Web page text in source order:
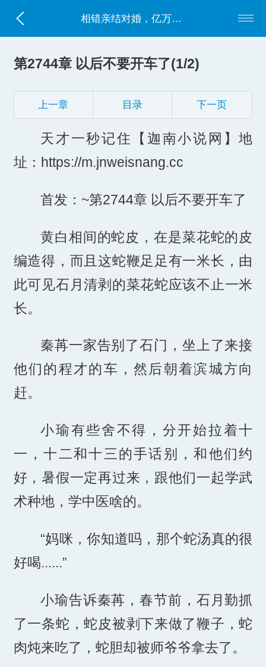
相错亲结对婚，亿万老公太粘人
第2744章 以后不要开车了(1/2)
上一章 目录 下一页
天才一秒记住【迦南小说网】地
址：https://m.jnweisnang.cc
首发：~第2744章 以后不要开车了
黄白相间的蛇皮，在是菜花蛇的皮
编造得，而且这蛇鞭足足有一米长，由
此可见石月清剥的菜花蛇应该不止一米
长。
秦苒一家告别了石门，坐上了来接
他们的程才的车，然后朝着滨城方向
赶。
小瑜有些舍不得，分开始拉着十
一，十二和十三的手话别，和他们约
好，暑假一定再过来，跟他们一起学武
术种地，学中医啥的。
“妈咪，你知道吗，那个蛇汤真的很
好喝......”
小瑜告诉秦苒，春节前，石月勤抓
了一条蛇，蛇皮被剥下来做了鞭子，蛇
肉炖来吃了，蛇胆却被师爷爷拿去了。